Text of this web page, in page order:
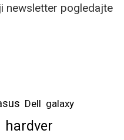
newsletter pogledajte
Dell galaxy
hardver